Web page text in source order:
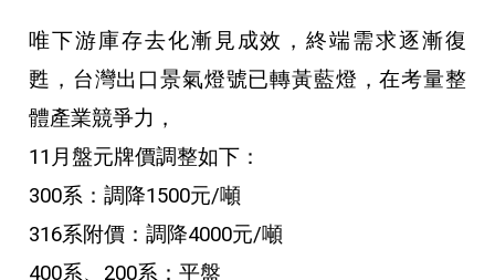
唯下游庫存去化漸見成效，終端需求逐漸復
甦，台灣出口景氣燈號已轉黃藍燈，在考量整
體產業競爭力，
11月盤元牌價調整如下：
300系：調降1500元/噸
316系附價：調降4000元/噸
400系、200系：平盤